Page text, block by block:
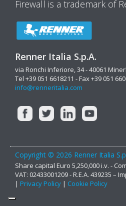
Firewall is a trademark of
Renner Italia S.p.A.
via Ronchi Inferiore, 34 - 40061
Tel +39 051 6618211 - Fax +39 051
info@renneritalia.com
Copyright © 2026 Renner Italia
Share capital Euro 5,250,000 i.v. -
VAT: 02433001209 - R.E.A. 439235 –
| Privacy Policy | Cookie Policy